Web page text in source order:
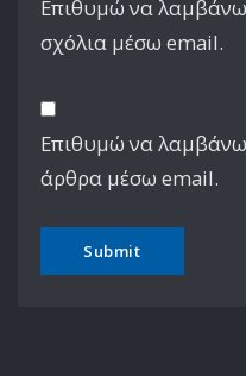
Επιθυμώ να λαμβάνω
σχόλια μέσω email.
Επιθυμώ να λαμβάνω
άρθρα μέσω email.